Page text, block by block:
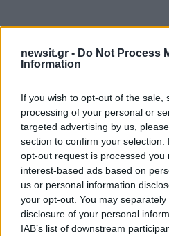
newsit.gr - Do Not Process
Information
If you wish to opt-out of the sale,
processing of your personal or
targeted advertising by us,
section to confirm your
opt-out request is processed you
interest-based ads based on
us or personal information
your opt-out. You may
disclosure of your personal
IAB’s list of downstream
Αν τα χάσατε